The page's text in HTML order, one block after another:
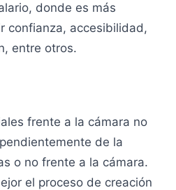
donde es más
confianza, accesibilidad,
entre otros.
frente a la cámara no
de la
o no frente a la cámara.
el proceso de creación